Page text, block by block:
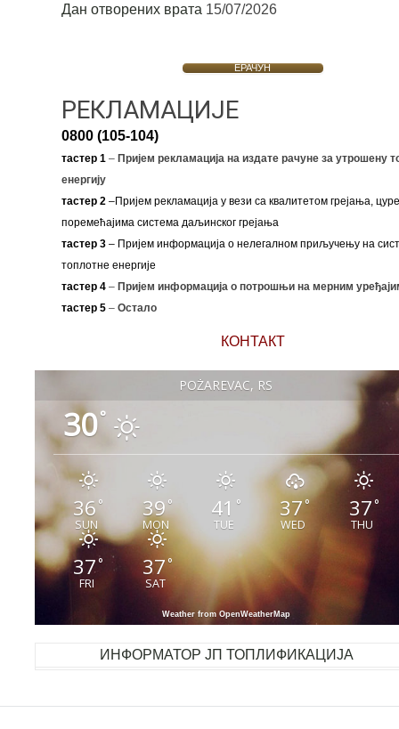
Дан отворених врата 15/07/2026
ЕРАЧУН
РЕКЛАМАЦИЈЕ
0800 (105-104)
тастер 1–Пријем рекламација на издате рачуне за утрошену
енергију
тастер 2–Пријем рекламација у вези са квалитетом грејања,
поремећајима система даљинског грејања
тастер 3– Пријем информација о нелегалном приључењу на
топлотне енергије
тастер 4 – Пријем информација о потрошњи на мерним
тастер 5 – Остало
КОНТАКТ
POŽAREVAC, RS
30°
36°
SUN
39°
MON
41 °
TUE
37°
WED
37°
THU
37°
FRI
37°
SAT
Weather from OpenWeatherMap
ИНФОРМАТОР ЈП ТОПЛИФИКАЦИЈА